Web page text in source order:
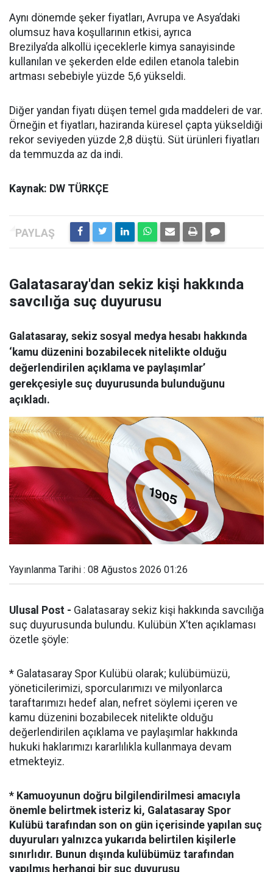
Aynı dönemde şeker fiyatları, Avrupa ve Asya’daki
olumsuz hava koşullarının etkisi, ayrıca
Brezilya’da alkollü içeceklerle kimya sanayisinde
kullanılan ve şekerden elde edilen etanola talebin
artması sebebiyle yüzde 5,6 yükseldi.
Diğer yandan fiyatı düşen temel gıda maddeleri de var.
Örneğin et fiyatları, haziranda küresel çapta yükseldiği
rekor seviyeden yüzde 2,8 düştü. Süt ürünleri fiyatları
da temmuzda az da indi.
Kaynak: DW TÜRKÇE
Galatasaray'dan sekiz kişi hakkında
savcılığa suç duyurusu
Galatasaray, sekiz sosyal medya hesabı hakkında
‘kamu düzenini bozabilecek nitelikte olduğu
değerlendirilen açıklama ve paylaşımlar’
gerekçesiyle suç duyurusunda bulunduğunu
açıkladı.
Yayınlanma Tarihi : 08 Ağustos 2026 01:26
Ulusal Post - Galatasaray sekiz kişi hakkında savcılığa
suç duyurusunda bulundu. Kulübün X’ten açıklaması
özetle şöyle:
* Galatasaray Spor Kulübü olarak; kulübümüzü,
yöneticilerimizi, sporcularımızı ve milyonlarca
taraftarımızı hedef alan, nefret söylemi içeren ve
kamu düzenini bozabilecek nitelikte olduğu
değerlendirilen açıklama ve paylaşımlar hakkında
hukuki haklarımızı kararlılıkla kullanmaya devam
etmekteyiz.
* Kamuoyunun doğru bilgilendirilmesi amacıyla
önemle belirtmek isteriz ki, Galatasaray Spor
Kulübü tarafından son on gün içerisinde yapılan suç
duyuruları yalnızca yukarıda belirtilen kişilerle
sınırlıdır. Bunun dışında kulübümüz tarafından
yapılmış herhangi bir suç duyurusu